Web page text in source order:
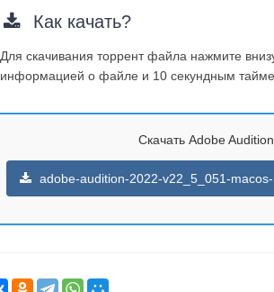
Как качать?
Для скачивания торрент файла нажмите
информацией о файле и 10 секундным
Скачать Adobe
adobe-audition-2022-v22_5_051-